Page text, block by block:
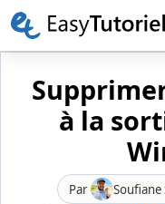
à la
Par Soufiane